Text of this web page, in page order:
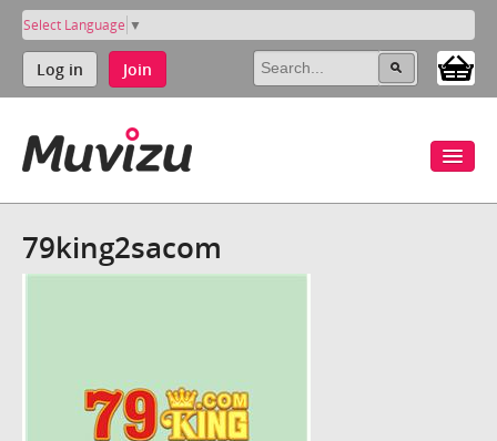
Select Language ▼
Log in Join
79king2sacom